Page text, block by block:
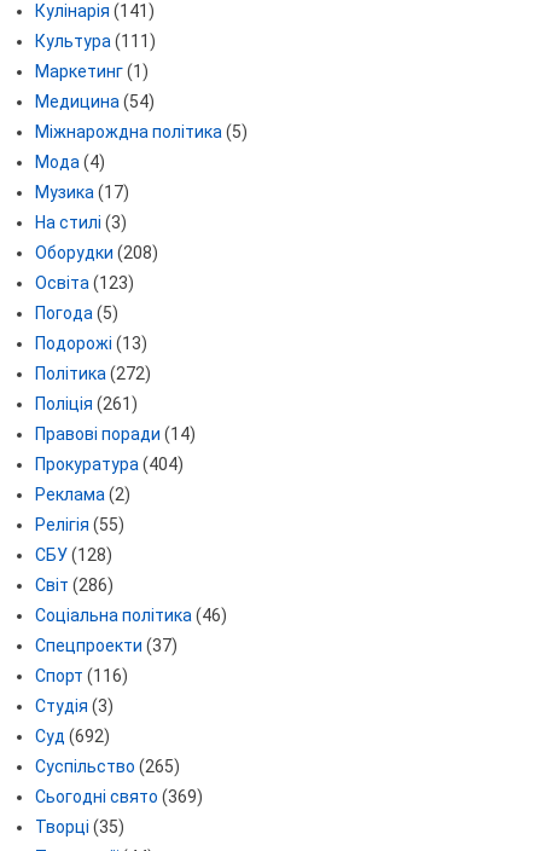
Кулінарія (141)
Культура(111)
Маркетинг(1)
Медицина(54)
Міжнарождна політика(5)
Мода(4)
Музика(17)
На стилі (3)
Оборудки (208)
Освіта(123)
Погода(5)
Подорожі (13)
Політика(272)
Поліція (261)
Правові поради (14)
Прокуратура(404)
Реклама(2)
Релігія (55)
СБУ(128)
Світ (286)
Соціальна політика(46)
Спецпроекти (37)
Спорт (116)
Студія (3)
Суд (692)
Суспільство (265)
Сьогодні свято (369)
Творці (35)